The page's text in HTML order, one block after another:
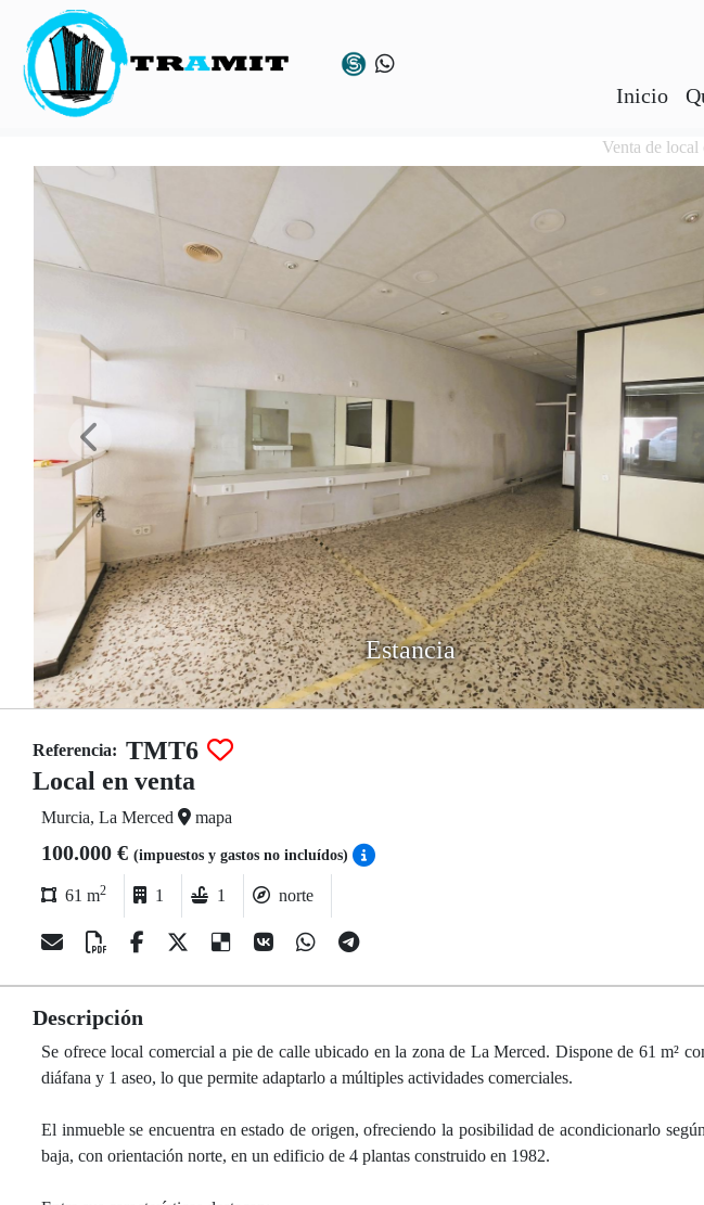
Inicio
Venta de
Estancia
Referencia: TMT6
Local en venta
Murcia, La Merced mapa
100.000 € (impuestos y gastos no incluídos)
61 m2 1 1 norte
Descripción
Se ofrece local comercial a pie de calle ubicado en la zona de La Merced. Dispone de 61 m²
diáfana y 1 aseo, lo que permite adaptarlo a múltiples actividades comerciales.
El inmueble se encuentra en estado de origen, ofreciendo la posibilidad de acondicionarlo
baja, con orientación norte, en un edificio de 4 plantas construido en 1982.